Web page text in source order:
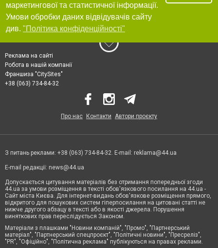
маркетингової та статистичної інформації.
Умови обробки даних відвідувачів сайту
див. "Політика конфіденційності"
Реклама на сайті
Робота в нашій компанії
Франшиза "CitySites"
+38 (063) 734-84-32
Про нас Контакти Автори проєкту
З питань реклами: +38 (063) 734-84-32. E-mail: reklama@44.ua
E-mail редакції: news@44.ua
Допускається цитування матеріалів без отримання попередньої згоди
44.ua за умови розміщення в тексті обов'язкового посилання на 44.ua -
Сайт міста Києва. Для інтернет-видань обов'язкове розміщення прямого,
відкритого для пошукових систем гіперпосилання на цитовані статті не
нижче другого абзацу в тексті або в якості джерела. Порушення
виняткових прав переслідується Законом.
Матеріали з плашками "Новини компаній", "Промо", "Партнерський
матеріал", "Партнерський спецпроєкт", "Політичні новини", "Пресреліз",
"PR", "Офіційно", "Політична реклама" публікуються на правах реклами.